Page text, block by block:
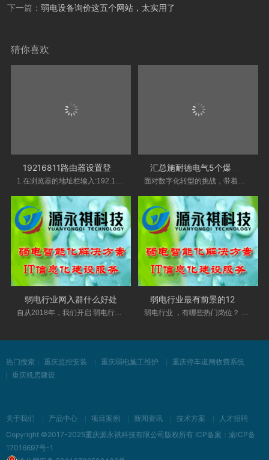
下一篇： 弱电设备询价这五个网站，太实用了
猜你喜欢
1.在浏览器的地址栏输入:192.168.16.1，按回车键- 面对数字化转型的挑战，带着如何 以创新获得创
弱电行业网入群什么好处
自从2018年，我们开启 弱电行业 网VIP技术交流群 弱电行业 ，有哪些热门岗位？ 十几年前的弱电行
热门搜索： 重庆监控安装 重庆弱电施工维护
重庆停车道闸收费系统
重庆机房建设
关于我们 产品中心 项目案例 新闻资讯 技术方案
人才招聘
Copyright ©2017-2025重庆源永祺科技有限公司版权所有 ICP备案： 渝ICP备
17016697号-1